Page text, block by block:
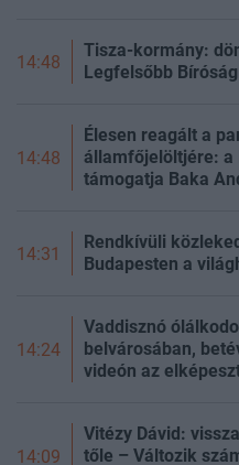
14:48
Tisza-kormány:
Legfelsőbb
14:48
Élesen reagált a
államfőjelöltjére: a
támogatja Baka
14:31
Rendkívüli
Budapesten a
14:24
Vaddisznó
belvárosában,
videón az
14:09
Vitézy Dávid:
tőle – Változik